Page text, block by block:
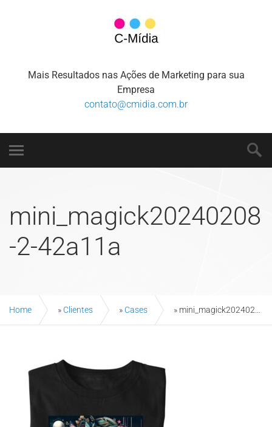
Mais Resultados nas Ações de Marketing para sua
Empresa
contato@cmidia.com.br
mini_magick20240208
-2-42a11a
Home » Clientes » Cases » mini_magick20240208-2-42a11a